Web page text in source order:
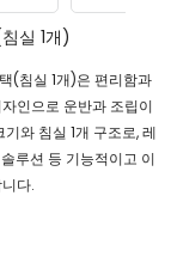
실 1개)
(침실 1개)은 편리함과
인으로 운반과 조립이
와 침실 1개 구조로, 레
루션 등 기능적이고 이
다.